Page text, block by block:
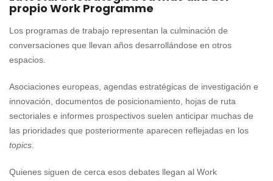
propio Work Programme
Los programas de trabajo representan la culminación de
conversaciones que llevan años desarrollándose en otros
espacios.
Asociaciones europeas, agendas estratégicas de investigación e
innovación, documentos de posicionamiento, hojas de ruta
sectoriales e informes prospectivos suelen anticipar muchas de
las prioridades que posteriormente aparecen reflejadas en los
topics.
Quienes siguen de cerca esos debates llegan al Work